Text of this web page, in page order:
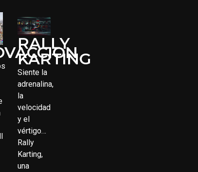
RALLY
KARTING
Siente la
adrenalina,
la
velocidad
y el
vértigo…
Rally
Karting,
una